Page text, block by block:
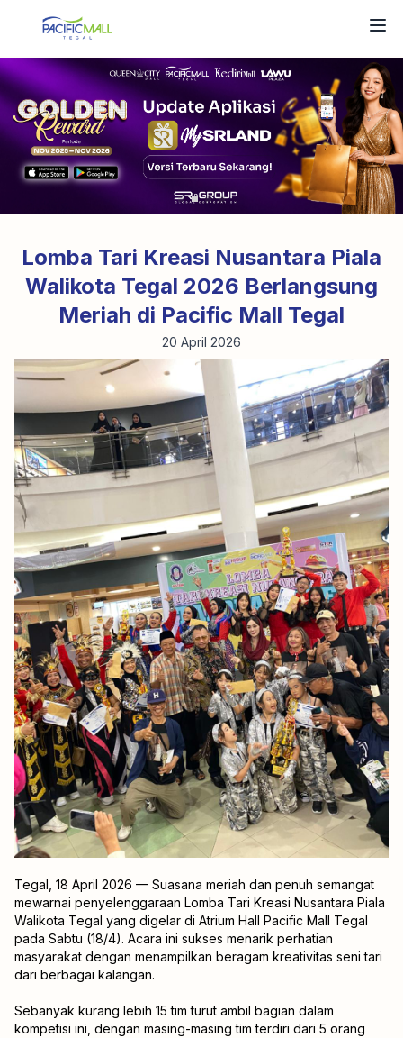
Lomba Tari Kreasi Nusantara Piala
Walikota Tegal 2026 Berlangsung
Meriah di Pacific Mall Tegal
20 April 2026
Tegal, 18 April 2026 — Suasana meriah dan penuh semangat
mewarnai penyelenggaraan Lomba Tari Kreasi Nusantara Piala
Walikota Tegal yang digelar di Atrium Hall Pacific Mall Tegal
pada Sabtu (18/4). Acara ini sukses menarik perhatian
masyarakat dengan menampilkan beragam kreativitas seni tari
dari berbagai kalangan.
Sebanyak kurang lebih 15 tim turut ambil bagian dalam
kompetisi ini, dengan masing-masing tim terdiri dari 5 orang